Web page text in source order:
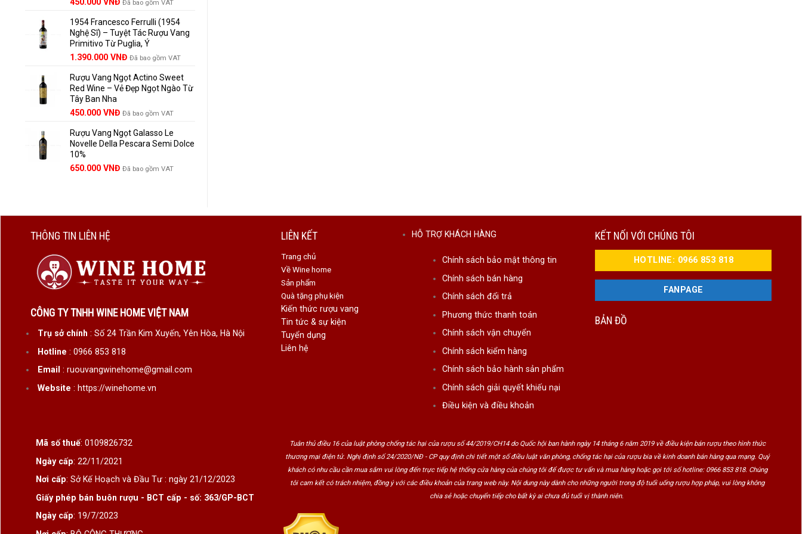
là:
495.000 VNĐ.
450.000 VNĐ
tại
là:
450.000 VNĐ.
Đã bao gồm VAT
1954 Francesco Ferrulli (1954
Nghệ Sĩ) – Tuyệt Tác Rượu Vang
Primitivo Từ Puglia, Ý
Giá
là:
1.529.000 VNĐ.
1.390.000 VNĐGiá
tại
là:
Đã bao gồm VAT
Rượu Vang Ngọt Actino Sweet
Red Wine – Vẻ Đẹp Ngọt Ngào Từ
Tây Ban Nha
450.000 VNĐ Đã bao gồm VAT
Rượu Vang Ngọt Galasso Le
Novelle Della Pescara Semi Dolce
10%
650.000 VNĐ Đã bao gồm VAT
THÔNG TIN LIÊN HỆ
CÔNG TY TNHH WINE HOME VIỆT NAM
Trụ sở chính : Số 24 Trần Kim Xuyến, Yên Hòa, Hà Nội
Hotline : 0966 853 818
Email : ruouvangwinehome@gmail.com
Website : https://winehome.vn
LIÊN KẾT
Trang chủ
Về Wine home
Sản phẩm
Quà tặng phụ kiện
Kiến thức rượu vang
Tin tức & sự kiện
Tuyển dụng
Liên hệ
HỖ TRỢ KHÁCH HÀNG
Chính sách bảo mật thông tin
Chính sách bán hàng
Chính sách đổi trả
Phương thức thanh toán
Chính sách vận chuyển
Chính sách kiểm hàng
Chính sách bảo hành sản phẩm
Chính sách giải quyết khiếu nại
Điều kiện và điều khoản
KẾT NỐI VỚI CHÚNG TÔI
HOTLINE: 0966 853 818
FANPAGE
BẢN ĐỒ
Mã số thuế: 0109826732
Ngày cấp: 22/11/2021
Nơi cấp: Sở Kế Hoạch và Đầu Tư : ngày 21/12/2023
Giấy phép bán buôn rượu - BCT cấp - số: 363/GP-BCT
Ngày cấp: 19/7/2023
Tuân thủ điều 16 của luật phòng chống tác hại của rượu số 44/2019/CH14 do Quốc hội ban hành ngày 14 tháng 6 năm 2019 về điều kiện bán rượu theo hình thức
thương mại điện tử. Nghị định số 24/2020/NĐ - CP quy định chi tiết một số điều luật văn phòng, chống tác hại của rượu bia về kinh doanh bán hàng qua mạng. Quý
khách có nhu cầu cần mua sắm vui lòng đến trực tiếp hệ thống cửa hàng của chúng tôi để được tư vấn và mua hàng hoặc gọi tới số hotline: 0966 853 818. Chúng
tôi cam kết có trách nhiệm, đồng ý với các điều khoản của trang web này. Nội dung này dành cho những người trong độ tuổi uống rượu hợp pháp, vui lòng không
chia sẻ hoặc chuyển tiếp cho bất kỳ ai chưa đủ tuổi vị thành niên.